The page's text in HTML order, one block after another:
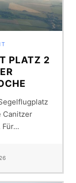
PLATZ 2
Canitzer